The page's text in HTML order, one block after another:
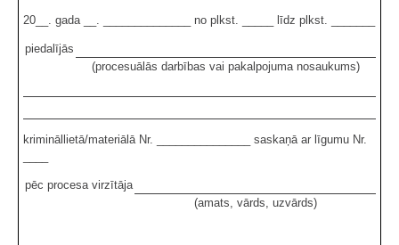
20__. gada __. ______________ no plkst. _____ līdz plkst. _______
piedalījās
(procesuālās darbības vai pakalpojuma nosaukums)
krimināllietā/materiālā Nr. _______________ saskaņā ar līgumu Nr.
pēc procesa virzītāja
(amats, vārds, uzvārds)